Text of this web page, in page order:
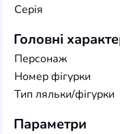
Серія
Головні
Персонаж
Номер фігурки
Тип ляльки/фігурки
Параметри